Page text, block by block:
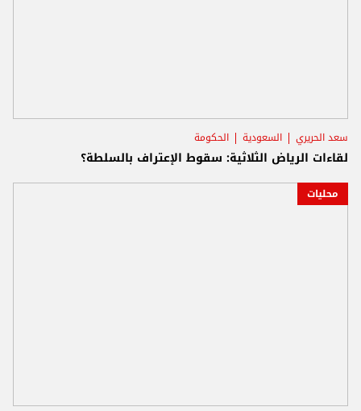
سعد الحريري السعودية الحكومة
لقاءات الرياض الثلاثية: سقوط الإعتراف بالسلطة؟
محليات